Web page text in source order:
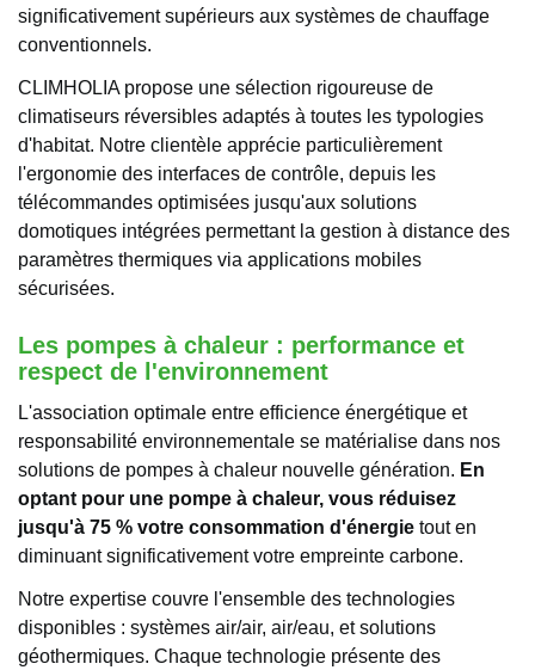
significativement supérieurs aux systèmes de chauffage
conventionnels.
CLIMHOLIA propose une sélection rigoureuse de
climatiseurs réversibles adaptés à toutes les typologies
d'habitat. Notre clientèle apprécie particulièrement
l'ergonomie des interfaces de contrôle, depuis les
télécommandes optimisées jusqu'aux solutions
domotiques intégrées permettant la gestion à distance des
paramètres thermiques via applications mobiles
sécurisées.
Les pompes à chaleur : performance et
respect de l'environnement
L'association optimale entre efficience énergétique et
responsabilité environnementale se matérialise dans nos
solutions de pompes à chaleur nouvelle génération. En
optant pour une pompe à chaleur, vous réduisez
jusqu'à 75 % votre consommation d'énergie tout en
diminuant significativement votre empreinte carbone.
Notre expertise couvre l'ensemble des technologies
disponibles : systèmes air/air, air/eau, et solutions
géothermiques. Chaque technologie présente des